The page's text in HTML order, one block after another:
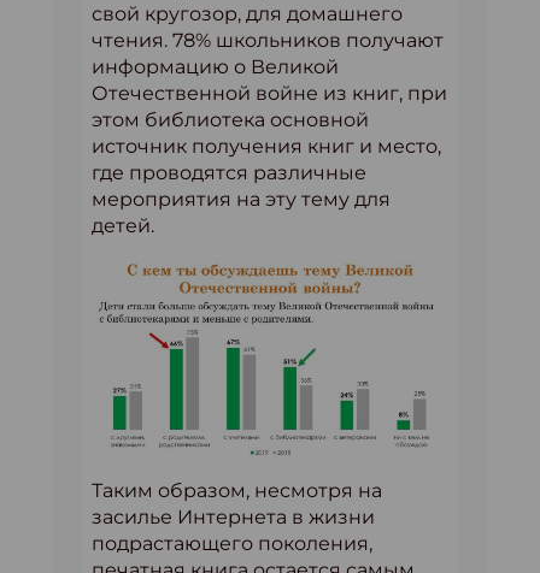
свой кругозор, для домашнего
чтения. 78% школьников получают
информацию о Великой
Отечественной войне из книг, при
этом библиотека основной
источник получения книг и место,
где проводятся различные
мероприятия на эту тему для
детей.
Таким образом, несмотря на
засилье Интернета в жизни
подрастающего поколения,